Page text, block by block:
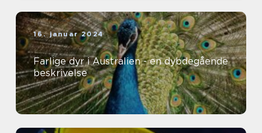
16. januar 2024
Farlige dyr i Australien - en dybdegående
beskrivelse